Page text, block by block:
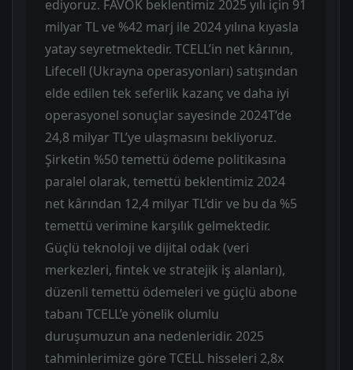
ediyoruz. FAVÖK beklentimiz 2025 yılı için 91
milyar TL ve %42 marj ile 2024 yılına kıyasla
yatay seyretmektedir. TCELL’in net kârının,
Lifecell (Ukrayna operasyonları) satışından
elde edilen tek seferlik kazanç ve daha iyi
operasyonel sonuçlar sayesinde 2024T’de
24,8 milyar TL’ye ulaşmasını bekliyoruz.
Şirketin %50 temettü ödeme politikasına
paralel olarak, temettü beklentimiz 2024
net kârından 12,4 milyar TL’dir ve bu da %5
temettü verimine karşılık gelmektedir.
Güçlü teknoloji ve dijital odak (veri
merkezleri, fintek ve stratejik iş alanları),
düzenli temettü ödemeleri ve güçlü abone
tabanı TCELL’e yönelik olumlu
duruşumuzun ana nedenleridir. 2025
tahminlerimize göre TCELL hisseleri 2,8x